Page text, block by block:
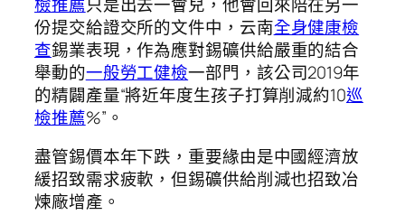
份提交給證交所的文件中，云南全身健康檢
查錫業表現，作為應對錫礦供給嚴重的結合
舉動的一般勞工健檢一部門，該公司2019年
的精闢產量“將近年度生孩子打算削減約10巡
檢推薦%”。
盡管錫價本年下跌，重要緣由是中國經濟放
緩招致需求疲軟，但錫礦供給削減也招致冶
煉廠增產。